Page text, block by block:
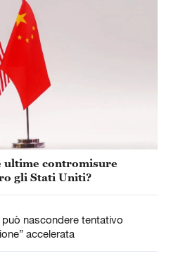
ultime contromisure
gli Stati Uniti?
nascondere tentativo
accelerata